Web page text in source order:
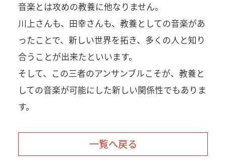
音楽とは攻めの教養に他なりません。
川上さんも、田幸さんも、教養としての音楽があ
ったことで、新しい世界を拓き、多くの人と知り
合うことが出来たといいます。
そして、この三者のアンサンブルこそが、教養と
しての音楽が可能にした新しい関係性でもありま
す。
一覧へ戻る